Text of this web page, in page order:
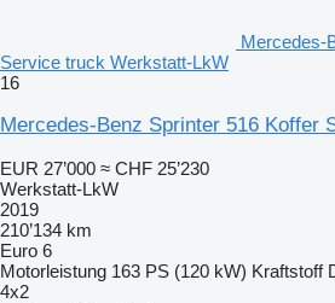
Mercedes-
Service truck Werkstatt-LkW
16
Mercedes-Benz Sprinter 516 Koffer
EUR 27’000 ≈ CHF 25’230
Werkstatt-LkW
2019
210’134 km
Euro 6
Motorleistung 163 PS (120 kW) Kraftstoff
4x2